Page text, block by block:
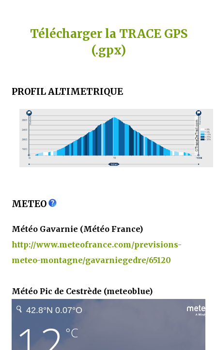
Télécharger la TRACE GPS
(.gpx)
PROFIL ALTIMETRIQUE
METEO
Météo Gavarnie (Météo France)
http://www.meteofrance.com/previsions-
meteo-montagne/gavarniegedre/65120
Météo Pic de Cestrède (meteoblue)